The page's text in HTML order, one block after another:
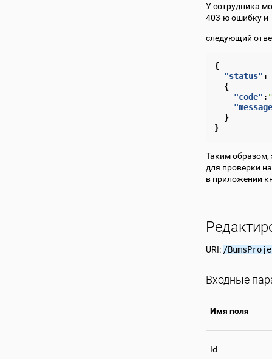
У сотрудника
403-ю ошибку и
следующий
{
"status" :
{
"code" :
}
}
Таким образом,
для проверки
в приложении
URI: /
Входные
Имя поля
Id